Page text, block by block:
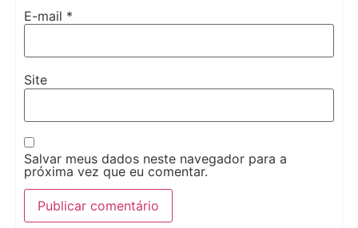
E-mail *
Site
Salvar meus dados neste navegador para a
próxima vez que eu comentar.